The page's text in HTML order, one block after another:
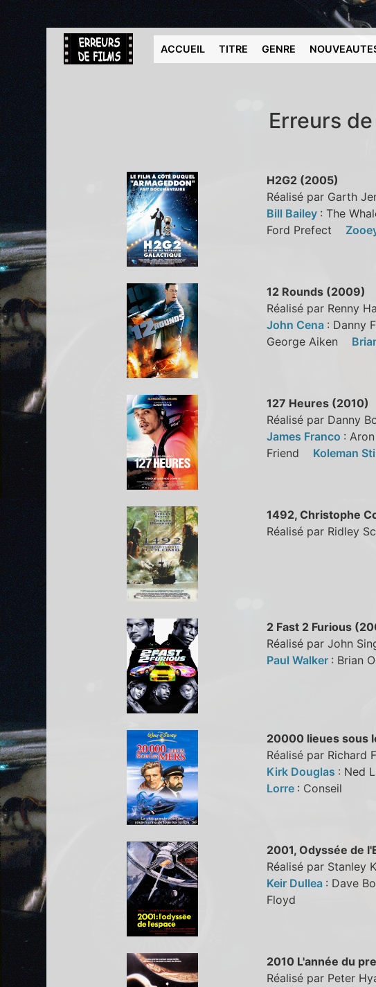
ACCUEIL TITRE GENRE
Erreurs
H2G2 (2005)
Réalisé par Garth
Bill Bailey : The
Ford Prefect
12 Rounds (2009)
Réalisé par Renny
John Cena : Danny
George Aiken
127 Heures (2010)
Réalisé par Danny
James Franco :
Friend Koleman
1492, Christophe
Réalisé par Ridley
2 Fast 2 Furious
Réalisé par John
Paul Walker : Brian
20000 lieues sous
Réalisé par Richard
Kirk Douglas : Ned
Lorre : Conseil
2001, Odyssée de
Réalisé par Stanley
Keir Dullea : Dave
Floyd
2010 L'année du
Réalisé par Peter